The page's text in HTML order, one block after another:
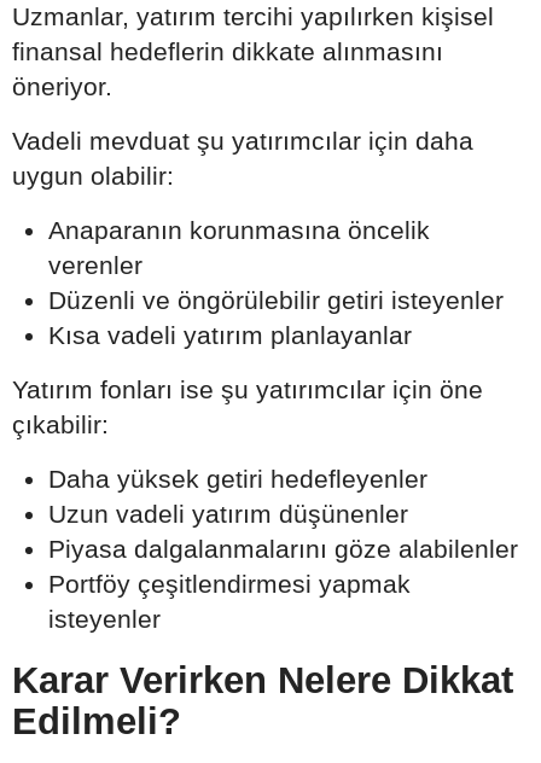
Uzmanlar, yatırım tercihi yapılırken kişisel
finansal hedeflerin dikkate alınmasını
öneriyor.
Vadeli mevduat şu yatırımcılar için daha
uygun olabilir:
Anaparanın korunmasına öncelik
verenler
Düzenli ve öngörülebilir getiri isteyenler
Kısa vadeli yatırım planlayanlar
Yatırım fonları ise şu yatırımcılar için öne
çıkabilir:
Daha yüksek getiri hedefleyenler
Uzun vadeli yatırım düşünenler
Piyasa dalgalanmalarını göze alabilenler
Portföy çeşitlendirmesi yapmak
isteyenler
Karar Verirken Nelere Dikkat
Edilmeli?